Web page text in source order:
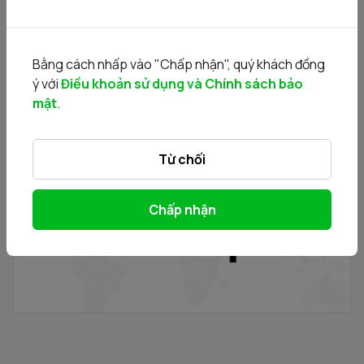
Thông báo phát hành chứng quyền có bảo đảm - Đợt
21/11/2025
Bằng cách nhấp vào "Chấp nhận", quý khách đồng
ý vớiĐiều khoản sử dụng và Chính sách bảo
mật.
Từ chối
Chấp nhận